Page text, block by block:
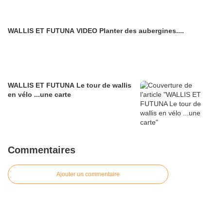
WALLIS ET FUTUNA VIDEO Planter des aubergines....
WALLIS ET FUTUNA Le tour de wallis
en vélo ...une carte
Commentaires
Ajouter un commentaire